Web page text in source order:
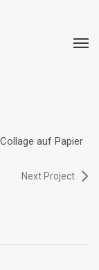
auf Papier
Next Project